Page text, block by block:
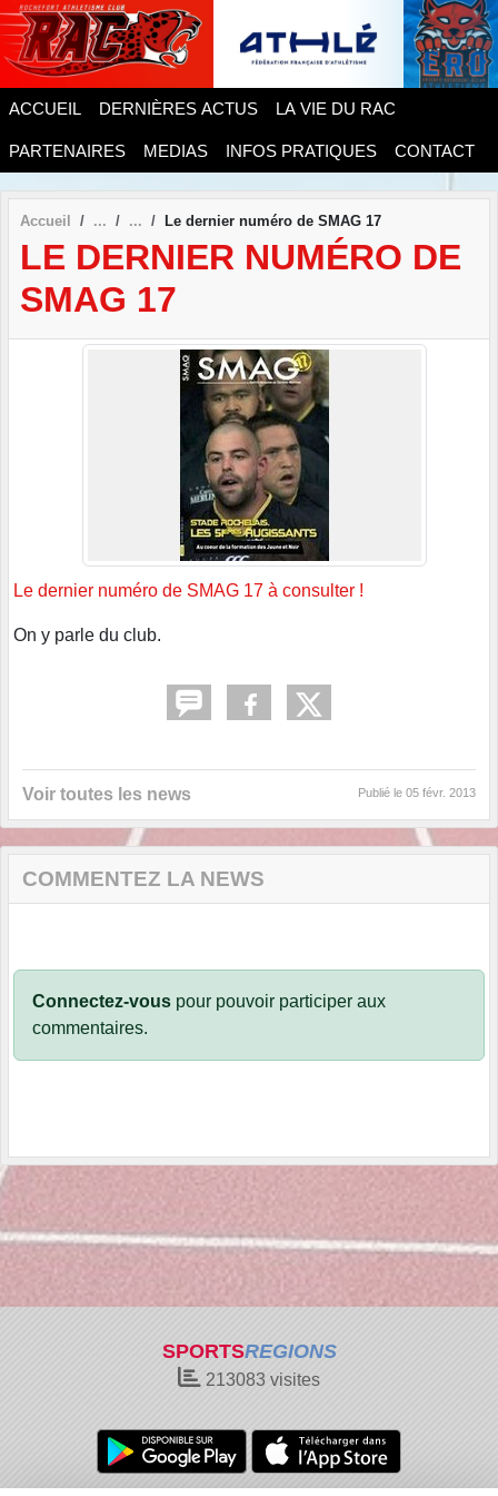
ACCUEIL DERNIÈRES ACTUS LA VIE DU RAC
PARTENAIRES MEDIAS INFOS PRATIQUES CONTACT
Accueil Le dernier numéro de SMAG 17
LE DERNIER NUMÉRO DE
SMAG 17
Le dernier numéro de SMAG 17 à consulter !
On y parle du club.
Voir toutes les news Publié le 05 févr. 2013
COMMENTEZ LA NEWS
Connectez-vous pour pouvoir participer aux
commentaires.
SPORTSREGIONS
213083 visites
Panneau de gestion des cookies